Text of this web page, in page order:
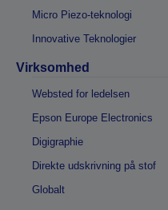
Micro Piezo-teknologi
Innovative Teknologier
Virksomhed
Websted for ledelsen
Epson Europe Electronics
Digigraphie
Direkte udskrivning på stof
Globalt